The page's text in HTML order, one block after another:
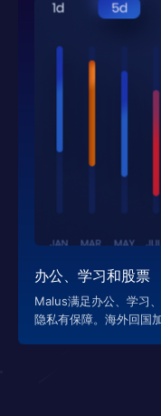
办公、学习和股票
Malus满足办公、学习
隐私有保障。海外回国